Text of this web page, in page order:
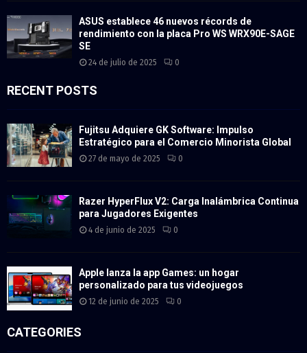
ASUS establece 46 nuevos récords de
rendimiento con la placa Pro WS WRX90E-SAGE
SE
24 de julio de 2025 0
RECENT POSTS
Fujitsu Adquiere GK Software: Impulso
Estratégico para el Comercio Minorista Global
27 de mayo de 2025 0
Razer HyperFlux V2: Carga Inalámbrica Continua
para Jugadores Exigentes
4 de junio de 2025 0
Apple lanza la app Games: un hogar
personalizado para tus videojuegos
12 de junio de 2025 0
CATEGORIES